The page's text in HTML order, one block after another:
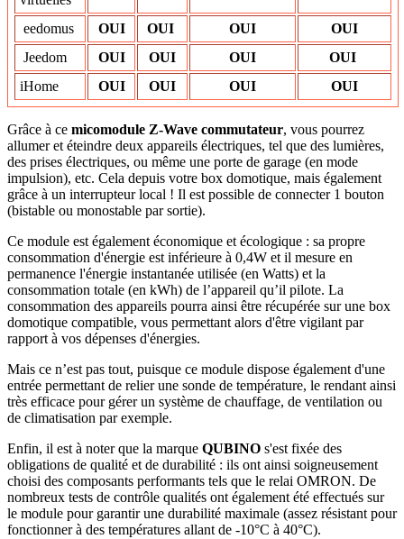
eedomus OUI OUI OUI
OUI
Jeedom
OUI OUI OUI
OUI
iHome
OUI OUI OUI OUI
Grâce à ce micomodule Z-Wave commutateur, vous pourrez
allumer et éteindre deux appareils électriques, tel que des lumières,
des prises électriques, ou même une porte de garage (en mode
impulsion), etc. Cela depuis votre box domotique, mais également
grâce à un interrupteur local ! Il est possible de connecter 1 bouton
(bistable ou monostable par sortie).
Ce module est également économique et écologique : sa propre
consommation d'énergie est inférieure à 0,4W et il mesure en
permanence l'énergie instantanée utilisée (en Watts) et la
consommation totale (en kWh) de l’appareil qu’il pilote. La
consommation des appareils pourra ainsi être récupérée sur une box
domotique compatible, vous permettant alors d'être vigilant par
rapport à vos dépenses d'énergies.
Mais ce n’est pas tout, puisque ce module dispose également d'une
entrée permettant de relier une sonde de température, le rendant ainsi
très efficace pour gérer un système de chauffage, de ventilation ou
de climatisation par exemple.
Enfin, il est à noter que la marque QUBINO s'est fixée des
obligations de qualité et de durabilité : ils ont ainsi soigneusement
choisi des composants performants tels que le relai OMRON. De
nombreux tests de contrôle qualités ont également été effectués sur
le module pour garantir une durabilité maximale (assez résistant pour
fonctionner à des températures allant de -10°C à 40°C).